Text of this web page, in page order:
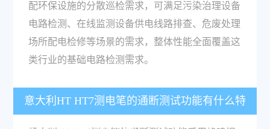
配环保设施的分散巡检需求，可满足污染治理设备
电路检测、在线监测设备供电线路排查、危废处理
场所配电检修等场景的需求，整体性能全面覆盖这
类行业的基础电路检测需求。
意大利HT HT7测电笔的通断测试功能有什么特